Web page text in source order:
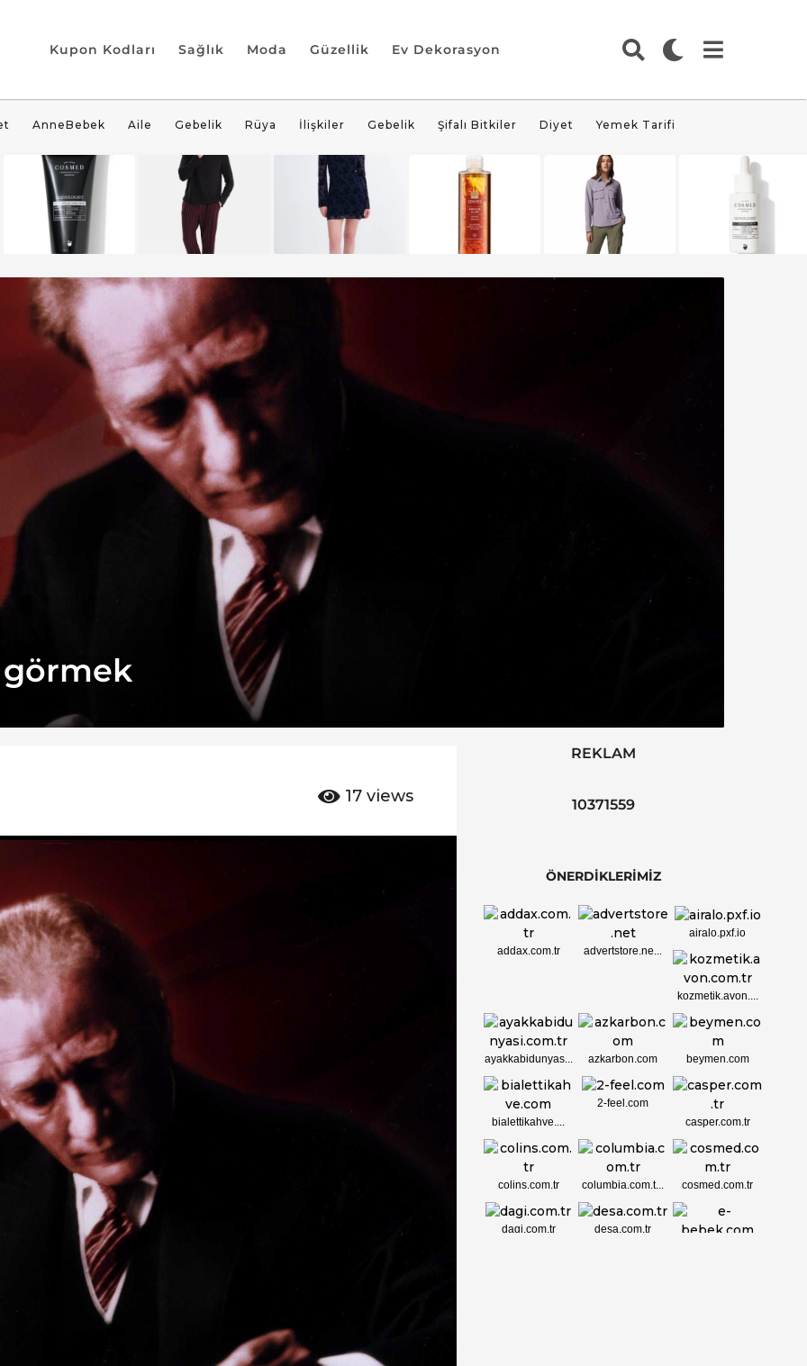
Kupon Kodları Sağlık Moda Güzellik Ev Dekorasyon
AnneBebek Aile Gebelik Rüya İlişkiler Gebelik Şifalı Bitkiler Diyet Yemek Tarifi
görmek
17 views
REKLAM
10371559
ÖNERDİKLERİMİZ
addax.com.tr advertstore.ne...
airalo.pxf.io
kozmetik.avon....
ayakkabidunyas... azkarbon.com beymen.com
bialettikahve....
2-feel.com
casper.com.tr
colins.com.tr columbia.com.t... cosmed.com.tr
dagi.com.tr
desa.com.tr